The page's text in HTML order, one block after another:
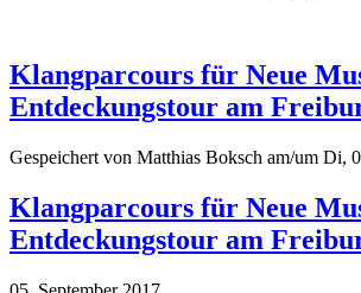
Klangparcours für Neue
Entdeckungstour am
Gespeichert von Matthias Boksch am/um Di,
Klangparcours für Neue
Entdeckungstour am